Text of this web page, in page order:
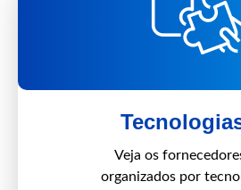
Veja os
organizados por